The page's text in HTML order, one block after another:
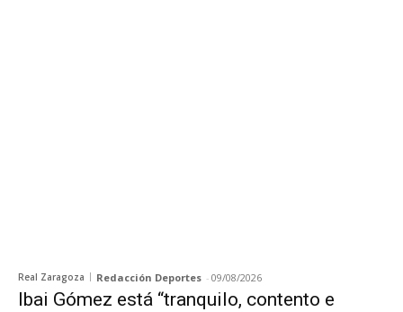
Real Zaragoza Redacción Deportes - 09/08/2026
Ibai Gómez está “tranquilo, contento e